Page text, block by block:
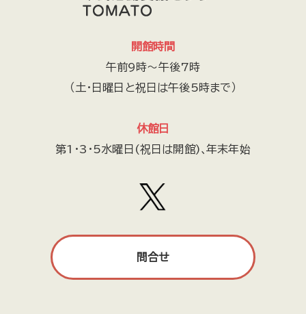
開館時間
午前9時～午後7時
（土・日曜日と祝日は午後5時まで）
休館日
第1・3・5水曜日(祝日は開館)､年末年始
問合せ